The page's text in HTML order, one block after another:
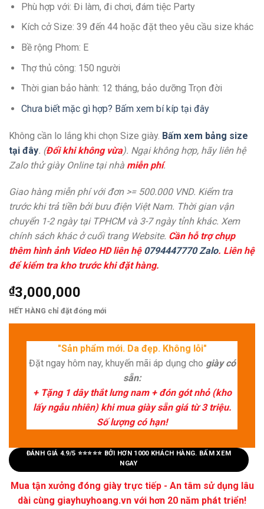
Phù hợp với: Đi làm, đi chơi, đám tiệc Party
Kích cở Size: 39 đến 44 hoặc đặt theo yêu cầu size khác
Bề rộng Phom: E
Thợ thủ công: 150 người
Thời gian bảo hành: 12 tháng, bảo dưỡng Trọn đời
Chưa biết mặc gì hợp? Bấm xem bí kíp tại đây
Không cần lo lắng khi chọn Size giày. Bấm xem bảng size
tại đây. (Đổi khi không vừa). Ngại không hợp, hãy liên hệ
Zalo thử giày Online tại nhà miễn phí.
Giao hàng miễn phí với đơn >= 500.000 VND. Kiểm tra
trước khi trả tiền bởi bưu điện Việt Nam. Thời gian vận
chuyển 1-2 ngày tại TPHCM và 3-7 ngày tỉnh khác. Xem
chính sách khác ở cuối trang Website. Cần hỗ trợ chụp
thêm hình ảnh Video HD liên hệ 0794447770 Zalo. Liên hệ
để kiểm tra kho trước khi đặt hàng.
₫3,000,000
HẾT HÀNG chỉ đặt đóng mới
"Sản phẩm mới. Da đẹp. Không lỗi"
Đặt ngay hôm nay, khuyến mãi áp dụng cho giày có
sẵn:
+ Tặng 1 dây thắt lưng nam + đón gót nhỏ (kho
lấy ngẫu nhiên) khi mua giày sẵn giá từ 3 triệu.
Số lượng có hạn!
ĐÁNH GIÁ 4.9/5 ⭐⭐⭐⭐⭐ BỞI HƠN 1000 KHÁCH HÀNG. BẤM XEM
NGAY
Mua tận xưởng đóng giày trực tiếp - An tâm sử dụng lâu
dài cùng giayhuyhoang.vn với hơn 20 năm phát triển!